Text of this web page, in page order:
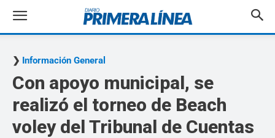
Información General
Con apoyo municipal, se
realizó el torneo de Beach
voley del Tribunal de Cuentas